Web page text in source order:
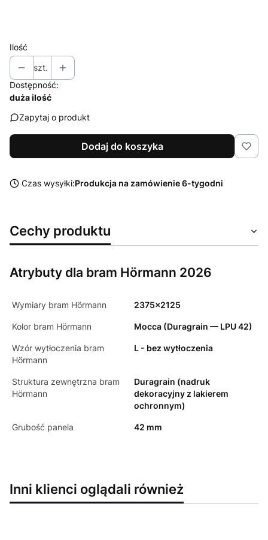
Ilość
szt.
Dostępność:
duża ilość
Zapytaj o produkt
Dodaj do koszyka
Czas wysyłki:Produkcja na zamówienie 6-tygodni
Cechy produktu
Atrybuty dla bram Hörmann 2026
Wymiary bram Hörmann 2375x2125
Kolor bram Hörmann Mocca (Duragrain — LPU 42)
Wzór wytłoczenia bram
Hörmann
L - bez wytłoczenia
Struktura zewnętrzna bram
Hörmann
Duragrain (nadruk
dekoracyjny z lakierem
ochronnym)
Grubość panela 42 mm
Inni klienci oglądali również